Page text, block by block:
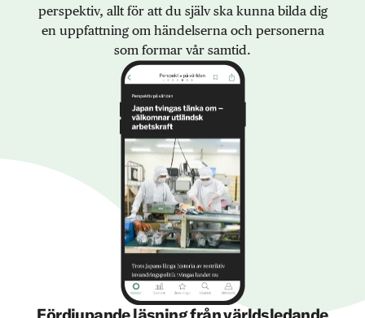
perspektiv, allt för att du själv ska kunna bilda dig
en uppfattning om händelserna och personerna
som formar vår samtid.